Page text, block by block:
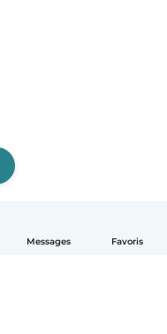
Messages Favoris